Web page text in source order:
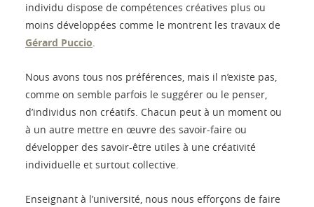
individu dispose de compétences créatives plus ou
moins développées comme le montrent les travaux de
Gérard Puccio.
Nous avons tous nos préférences, mais il n’existe pas,
comme on semble parfois le suggérer ou le penser,
d’individus non créatifs. Chacun peut à un moment ou
à un autre mettre en œuvre des savoir-faire ou
développer des savoir-être utiles à une créativité
individuelle et surtout collective.
Enseignant à l’université, nous nous efforçons de faire